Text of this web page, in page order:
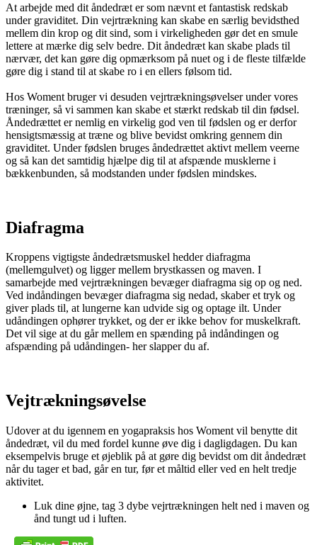
At arbejde med dit åndedræt er som nævnt et fantastisk redskab
under graviditet. Din vejrtrækning kan skabe en særlig bevidsthed
mellem din krop og dit sind, som i virkeligheden gør det en smule
lettere at mærke dig selv bedre. Dit åndedræt kan skabe plads til
nærvær, det kan gøre dig opmærksom på nuet og i de fleste tilfælde
gøre dig i stand til at skabe ro i en ellers følsom tid.
Hos Woment bruger vi desuden vejrtrækningsøvelser under vores
træninger, så vi sammen kan skabe et stærkt redskab til din fødsel.
Åndedrættet er nemlig en virkelig god ven til fødslen og er derfor
hensigtsmæssig at træne og blive bevidst omkring gennem din
graviditet. Under fødslen bruges åndedrættet aktivt mellem veerne
og så kan det samtidig hjælpe dig til at afspænde musklerne i
bækkenbunden, så modstanden under fødslen mindskes.
Diafragma
Kroppens vigtigste åndedrætsmuskel hedder diafragma
(mellemgulvet) og ligger mellem brystkassen og maven. I
samarbejde med vejrtrækningen bevæger diafragma sig op og ned.
Ved indåndingen bevæger diafragma sig nedad, skaber et tryk og
giver plads til, at lungerne kan udvide sig og optage ilt. Under
udåndingen ophører trykket, og der er ikke behov for muskelkraft.
Det vil sige at du går mellem en spænding på indåndingen og
afspænding på udåndingen- her slapper du af.
Vejtrækningsøvelse
Udover at du igennem en yogapraksis hos Woment vil benytte dit
åndedræt, vil du med fordel kunne øve dig i dagligdagen. Du kan
eksempelvis bruge et øjeblik på at gøre dig bevidst om dit åndedræt
når du tager et bad, går en tur, før et måltid eller ved en helt tredje
aktivitet.
Luk dine øjne, tag 3 dybe vejrtrækningen helt ned i maven og
ånd tungt ud i luften.